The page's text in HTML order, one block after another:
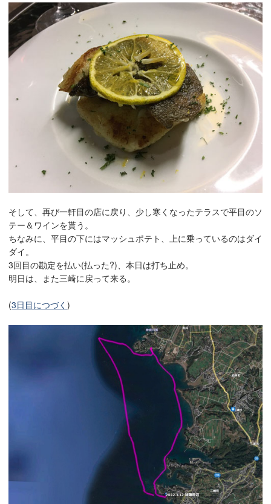
そして、再び一軒目の店に戻り、少し寒くなったテラスで平目のソ
テー＆ワインを貰う。
ちなみに、平目の下にはマッシュポテト、上に乗っているのはダイ
ダイ。
3回目の勘定を払い(払った?)、本日は打ち止め。
明日は、また三崎に戻って来る。
(3日目につづく )